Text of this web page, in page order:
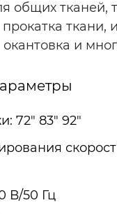
общих тканей,
ткани,
и
72" 83"
220 В/50